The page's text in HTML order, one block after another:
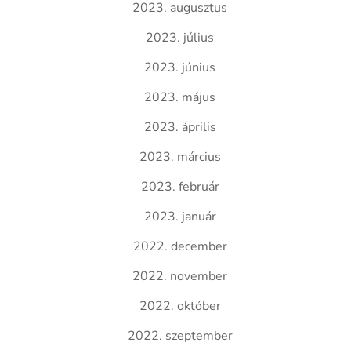
2023. augusztus
2023. július
2023. június
2023. május
2023. április
2023. március
2023. február
2023. január
2022. december
2022. november
2022. október
2022. szeptember